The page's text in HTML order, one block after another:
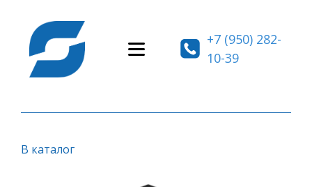
+7 (950) 282-
10-39
В каталог